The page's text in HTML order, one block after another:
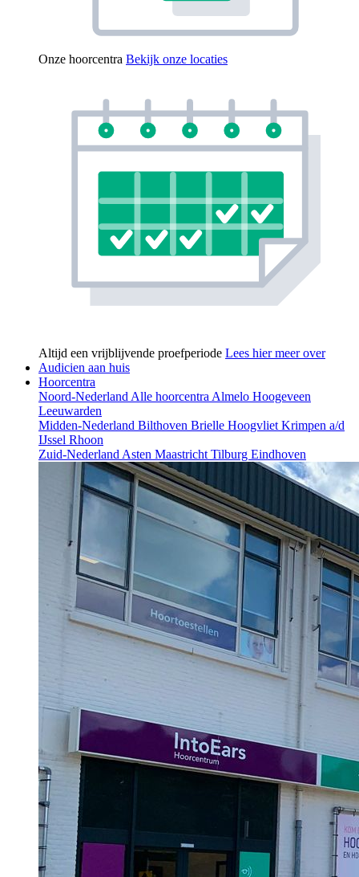
Onze hoorcentra Bekijk onze locaties
Altijd een vrijblijvende proefperiode Lees hier meer over
Audicien aan huis
Hoorcentra
Noord-Nederland Alle hoorcentra Almelo Hoogeveen
Leeuwarden
Midden-Nederland Bilthoven Brielle Hoogvliet Krimpen a/d
IJssel Rhoon
Zuid-Nederland Asten Maastricht Tilburg Eindhoven